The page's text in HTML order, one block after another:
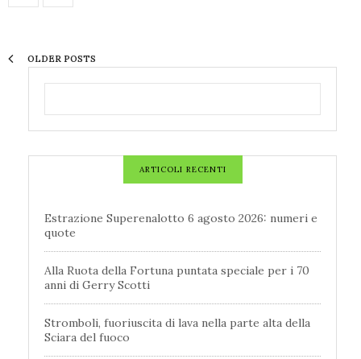
OLDER POSTS
ARTICOLI RECENTI
Estrazione Superenalotto 6 agosto 2026: numeri e
quote
Alla Ruota della Fortuna puntata speciale per i 70
anni di Gerry Scotti
Stromboli, fuoriuscita di lava nella parte alta della
Sciara del fuoco